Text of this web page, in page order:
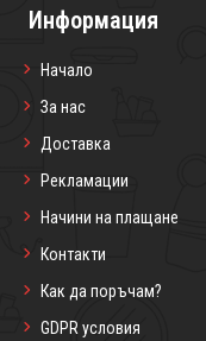
Информация
Начало
За нас
Доставка
Рекламации
Начини на плащане
Контакти
Как да поръчам?
GDPR условия